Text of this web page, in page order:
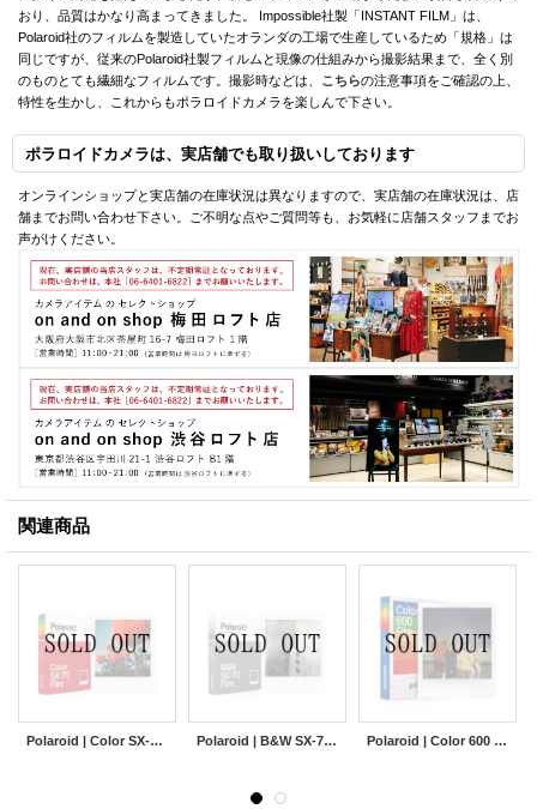
おり、品質はかなり高まってきました。 Impossible社製「INSTANT FILM」は、
Polaroid社のフィルムを製造していたオランダの工場で生産しているため「規格」は
同じですが、従来のPolaroid社製フィルムと現像の仕組みから撮影結果まで、全く別
のものとても繊細なフィルムです。撮影時などは、 こちらの注意事項をご確認の上、
特性を生かし、これからもポラロイドカメラを楽しんで下さい。
ポラロイドカメラは、実店舗でも取り扱いしております
オンラインショップと実店舗の在庫状況は異なりますので、実店舗の在庫状況は、店
舗までお問い合わせ下さい。ご不明な点やご質問等も、お気軽に店舗スタッフまでお
声がけください。
関連商品
Polaroid | Color SX-70 Film Polaroid | B&W SX-70 Film Polaroid | Color 600 Film